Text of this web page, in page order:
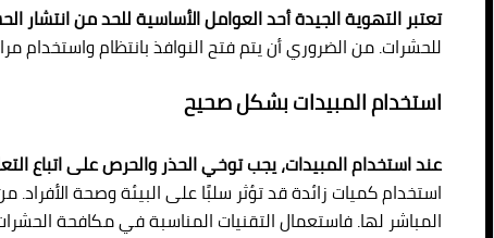
تعتبر التهوية الجيدة أحد العوامل الأساسية للحد من انتشار
للحشرات. من الضروري أن يتم فتح النوافذ بانتظام واستخدام
استخدام المبيدات بشكل صحيح
عند استخدام المبيدات، يجب توخي الحذر والحرص على اتباع
استخدام كميات زائدة قد تؤثر سلبًا على البيئة وصحة
المباشر لها. فاستعمال التقنيات المناسبة في مكافحة